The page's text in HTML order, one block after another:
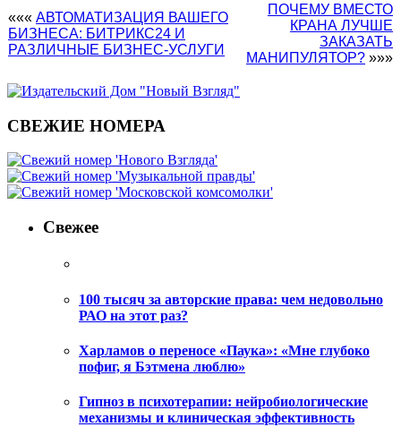
««« АВТОМАТИЗАЦИЯ ВАШЕГО
БИЗНЕСА: БИТРИКС24 И
РАЗЛИЧНЫЕ БИЗНЕС-УСЛУГИ
ПОЧЕМУ ВМЕСТО
КРАНА ЛУЧШЕ
ЗАКАЗАТЬ
МАНИПУЛЯТОР? »»»
СВЕЖИЕ НОМЕРА
Свежее
100 тысяч за авторские права: чем недовольно
РАО на этот раз?
Харламов о переносе «Паука»: «Мне глубоко
пофиг, я Бэтмена люблю»
Гипноз в психотерапии: нейробиологические
механизмы и клиническая эффективность